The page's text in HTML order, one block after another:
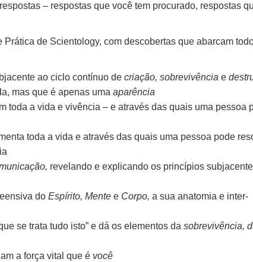
– respostas que você tem procurado, respostas
de Scientology, com descobertas que abarcam
ao ciclo contínuo de criação, sobrevivência e
mas que é apenas uma aparência
toda a vida e vivência – e através das quais uma pessoa
toda a vida e através das quais uma pessoa pode
revelando e explicando os princípios
do Espírito, Mente e Corpo, a sua anatomia e inter-
se trata tudo isto” e dá os elementos da sobrevivência,
a força vital que é você